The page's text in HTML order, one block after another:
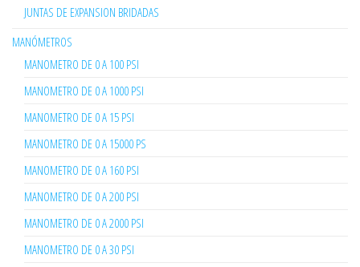
JUNTAS DE EXPANSION BRIDADAS
MANÓMETROS
MANOMETRO DE 0 A 100 PSI
MANOMETRO DE 0 A 1000 PSI
MANOMETRO DE 0 A 15 PSI
MANOMETRO DE 0 A 15000 PS
MANOMETRO DE 0 A 160 PSI
MANOMETRO DE 0 A 200 PSI
MANOMETRO DE 0 A 2000 PSI
MANOMETRO DE 0 A 30 PSI